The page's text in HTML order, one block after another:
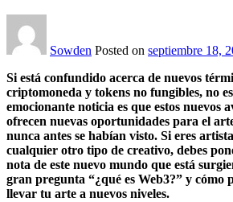
Sowden Posted on septiembre 18,
Si está confundido acerca de nuevos
criptomoneda y tokens no fungibles, no
emocionante noticia es que estos nuevos
ofrecen nuevas oportunidades para el
nunca antes se habían visto. Si eres
cualquier otro tipo de creativo, debes
nota de este nuevo mundo que está
gran pregunta “¿qué es Web3?” y cómo
llevar tu arte a nuevos niveles.